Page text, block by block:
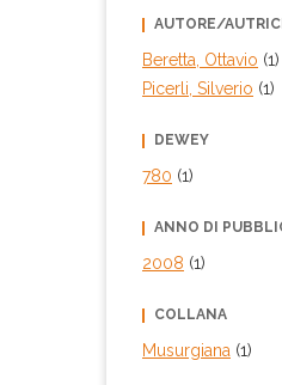
AUTORE/
Beretta, Ottavio (1)
Picerli, Silverio (1)
DEWEY
780 (1)
ANNO DI
2008 (1)
COLLANA
Musurgiana (1)